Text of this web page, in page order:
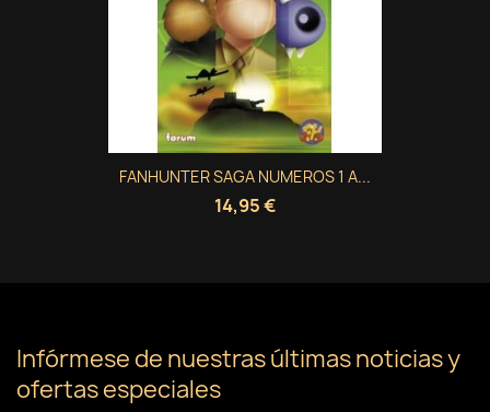
FANHUNTER SAGA NUMEROS 1 A...
14,95 €
Infórmese de nuestras últimas noticias y
ofertas especiales